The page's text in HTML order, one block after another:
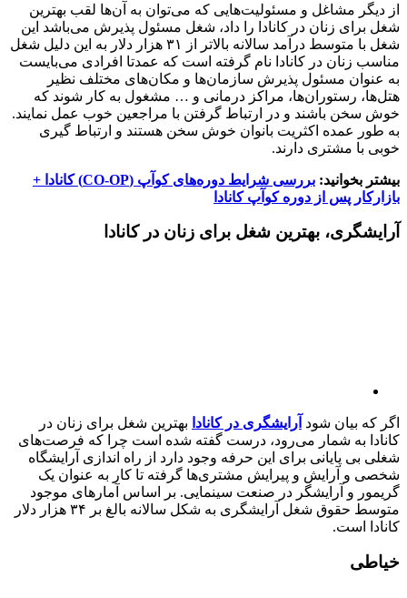
از دیگر مشاغل و مسئولیت‌هایی که می‌توان به آن‌ها لقب بهترین
شغل برای زنان در کانادا را داد، شغل مسئول پذیرش می‌باشد این
شغل با متوسط درآمد سالانه بالاتر از ۳۱ هزار دلار به این دلیل شغل
مناسب زنان در کانادا نام گرفته است که عمدتا افرادی می‌بایست
به عنوان مسئول پذیرش سازمان‌ها و مکان‌های مختلف نظیر
هتل‌ها، رستوران‌ها، مراکز درمانی و … مشغول به کار شوند که
خوش سخن باشند و در ارتباط گرفتن با مراجعین خوب عمل نمایند.
به طور عمده اکثریت بانوان خوش سخن هستند و ارتباط گیری
خوبی با مشتری دارند.
بیشتر بخوانید:
بررسی شرایط دوره‌های کوآپ (CO-OP) کانادا +
بازارکار پس از دوره کوآپ کانادا
آرایشگری، بهترین شغل برای زنان در کانادا
اگر که بیان شود آرایشگری در کانادا بهترین شغل برای زنان در
کانادا به شمار می‌رود، درست گفته شده است چرا که فرصت‌های
شغلی بی پایانی برای این حرفه وجود دارد از راه اندازی آرایشگاه
شخصی و آرایش و پیرایش مشتری‌ها گرفته تا کار به عنوان یک
گریمور و آرایشگر در صنعت سینمایی. بر اساس آمارهای موجود
متوسط حقوق شغل آرایشگری به شکل سالانه بالغ بر ۳۴ هزار دلار
کانادا است.
خیاطی